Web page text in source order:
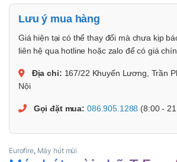
Lưu ý mua hàng
Giá hiện tại có thể thay đổi mà chưa kịp
liên hệ qua hotline hoặc zalo để có giá
Địa chỉ: 167/22 Khuyến Lương, Trần
Nội
Gọi đặt mua: 086.905.1288 (8:00 -
Eurofire, Máy hút mùi